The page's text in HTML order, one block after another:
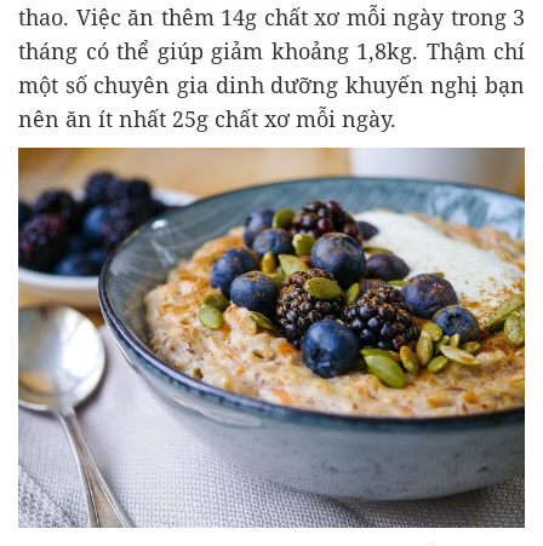
thao. Việc ăn thêm 14g chất xơ mỗi ngày trong 3
tháng có thể giúp giảm khoảng 1,8kg. Thậm chí
một số chuyên gia dinh dưỡng khuyến nghị bạn
nên ăn ít nhất 25g chất xơ mỗi ngày.